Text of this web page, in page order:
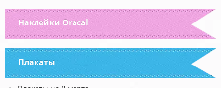
Наклейки Oracal
Плакаты